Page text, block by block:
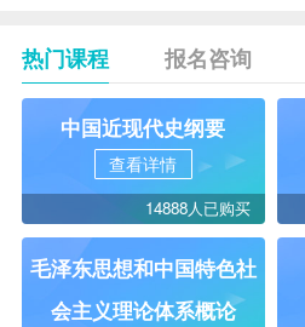
热门课程 报名咨询
中国近现代史纲要
查看详情
14888人已购买
毛泽东思想和中国特色社
会主义理论体系概论